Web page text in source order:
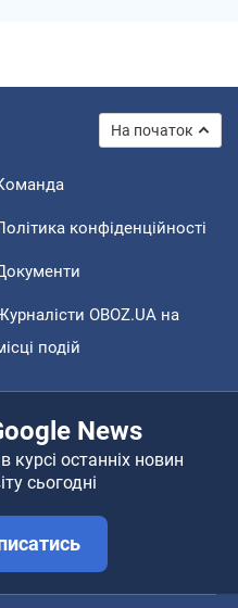
На початок
конфіденційності
OBOZ.UA на
подій
News
курсі останніх новин
сьогодні